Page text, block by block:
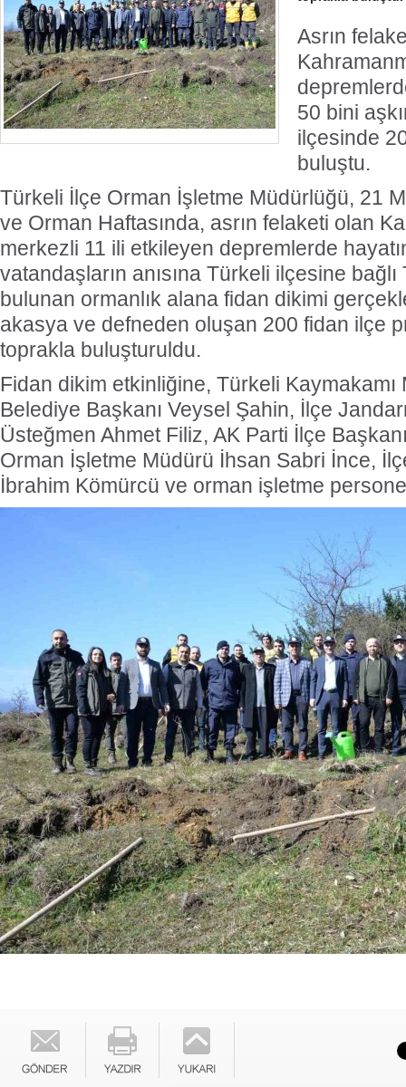
Asrın
50 bini
ilçesinde
buluştu.
Türkeli İlçe Orman İşletme Müdürlüğü, 21
ve Orman Haftasında, asrın felaketi olan
merkezli 11 ili etkileyen depremlerde
vatandaşların anısına Türkeli ilçesine
bulunan ormanlık alana fidan dikimi
akasya ve defneden oluşan 200 fidan ilçe
toprakla buluşturuldu.
Fidan dikim etkinliğine, Türkeli Kaymakamı
Belediye Başkanı Veysel Şahin, İlçe
Üsteğmen Ahmet Filiz, AK Parti İlçe
Orman İşletme Müdürü İhsan Sabri İnce,
İbrahim Kömürcü ve orman işletme